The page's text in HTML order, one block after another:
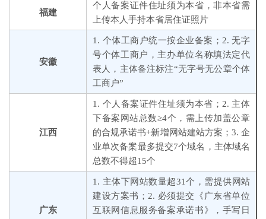
福建
个人备案证件住址须为本省，非本省需
上传本人手持本省居住证照片
安徽
1. 个体工商户统一按企业备案；2. 无字
号个体工商户，主办单位名称填法定代
表人，主体备注标注“无字号无公章个体
工商户”
江西
1. 个人备案证件住址须为本省；2. 主体
下备案网站总数≥4个，需上传加盖公章
的合规承诺书+新增网站建站方案；3. 企
业单次备案最多提交7个域名，主体域名
总数不得超15个
广东
1. 主体下网站数量超31个，需提供网站
建设方案书；2. 必须提交《广东省单位
互联网信息服务备案承诺书》，手写日